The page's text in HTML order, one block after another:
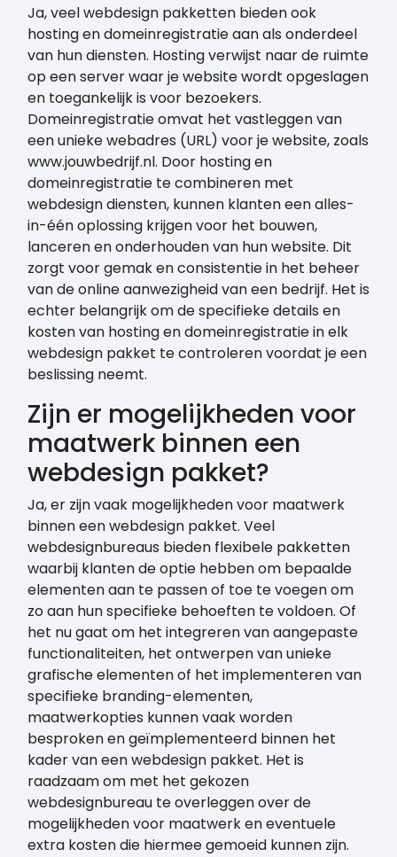
Ja, veel webdesign pakketten bieden ook
hosting en domeinregistratie aan als onderdeel
van hun diensten. Hosting verwijst naar de ruimte
op een server waar je website wordt opgeslagen
en toegankelijk is voor bezoekers.
Domeinregistratie omvat het vastleggen van
een unieke webadres (URL) voor je website, zoals
www.jouwbedrijf.nl. Door hosting en
domeinregistratie te combineren met
webdesign diensten, kunnen klanten een alles-
in-één oplossing krijgen voor het bouwen,
lanceren en onderhouden van hun website. Dit
zorgt voor gemak en consistentie in het beheer
van de online aanwezigheid van een bedrijf. Het is
echter belangrijk om de specifieke details en
kosten van hosting en domeinregistratie in elk
webdesign pakket te controleren voordat je een
beslissing neemt.
Zijn er mogelijkheden voor
maatwerk binnen een
webdesign pakket?
Ja, er zijn vaak mogelijkheden voor maatwerk
binnen een webdesign pakket. Veel
webdesignbureaus bieden flexibele pakketten
waarbij klanten de optie hebben om bepaalde
elementen aan te passen of toe te voegen om
zo aan hun specifieke behoeften te voldoen. Of
het nu gaat om het integreren van aangepaste
functionaliteiten, het ontwerpen van unieke
grafische elementen of het implementeren van
specifieke branding-elementen,
maatwerkopties kunnen vaak worden
besproken en geïmplementeerd binnen het
kader van een webdesign pakket. Het is
raadzaam om met het gekozen
webdesignbureau te overleggen over de
mogelijkheden voor maatwerk en eventuele
extra kosten die hiermee gemoeid kunnen zijn.